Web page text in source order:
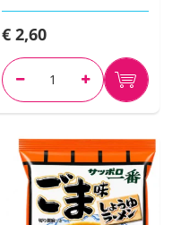
€ 2,60